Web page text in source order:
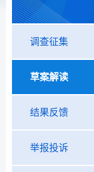
调查征集
草案解读
结果反馈
举报投诉